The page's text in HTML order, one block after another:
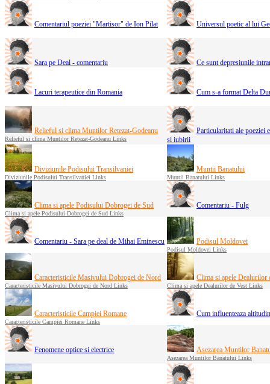
Comentariul poeziei "Martisor" de Ion Pilat Universul poetic al lui
Sara pe Deal - comentariu Ce sunt depresiunile
Lacuri terapeutice din Romania Cum s-a format Delta
Relieful si clima Muntilor Retezat-Godeanu
Relieful si clima Muntilor Retezat-Godeanu Links
Particularitati ale poeziei
si iubirii
Diviziunile Podisului Transilvaniei
Diviziunile Podisului Transilvaniei Links
Muntii Banatului
Muntii Banatului Links
Clima si apele Podisului Dobrogei de Sud
Clima si apele Podisului Dobrogei de Sud Links
Comentariu - Fulg
Comentariu - Sara pe deal de Mihai Eminescu Podisul Moldovei
Podisul Moldovei Links
Caracteristicile Masivului Dobrogei de Nord
Caracteristicile Masivului Dobrogei de Nord Links
Clima si apele Dealurilor
Clima si apele Dealurilor de Vest Links
Caracteristicile Campiei Romane
Caracteristicile Campiei Romane Links
Cum influenteaza
Fenomene optice si electrice Asezarea Muntilor
Asezarea Muntilor Banatului Links